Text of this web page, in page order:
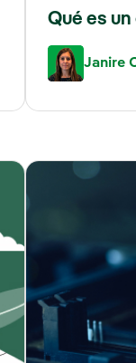
Qué es
Janire